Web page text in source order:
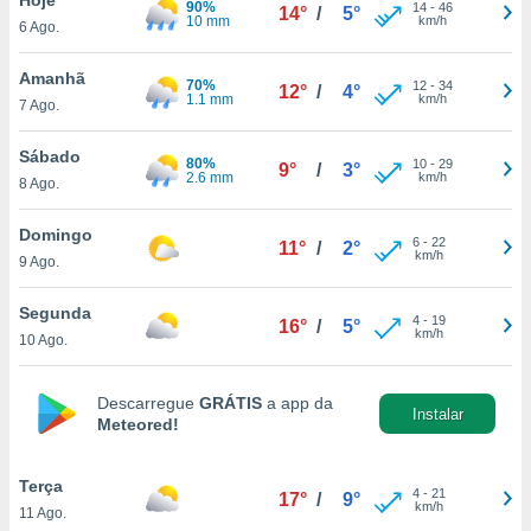
lhe
e
com
Pode
e
a
a
6 Ago.
90%
10 mm
14° / 5° 14- 46
km/h
Amanhã
7 Ago.
70%
1.1 mm
12° / 4° 12- 34
km/h
Sábado
8 Ago.
80%
2.6 mm
9° / 3° 10- 29
km/h
Domingo
9 Ago.
11° / 2° 6- 22
km/h
Segunda
10 Ago.
16° / 5° 4- 19
km/h
Descarregue GRÁTIS a app da
Meteored!
Instalar
Terça
11 Ago.
17° / 9° 4- 21
km/h